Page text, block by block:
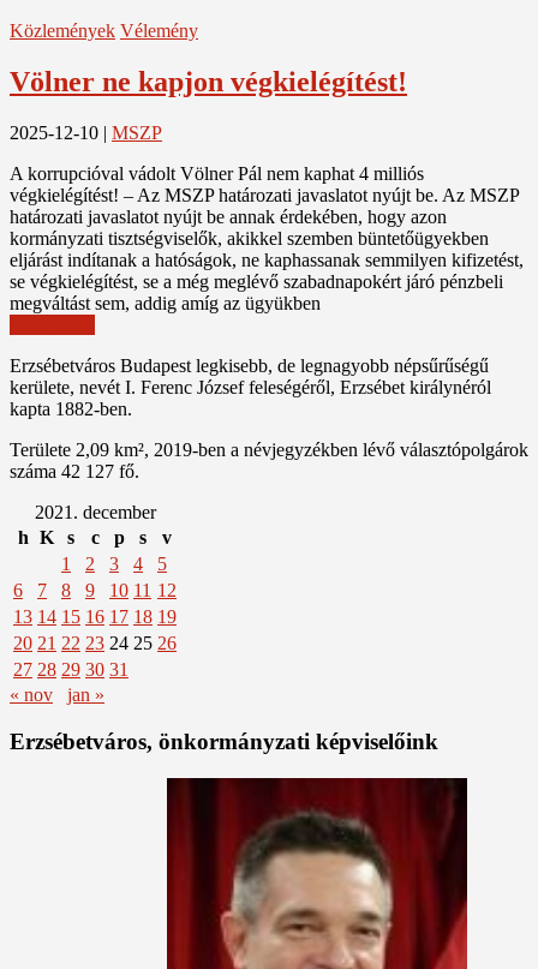
Közlemények Vélemény
Völner ne kapjon végkielégítést!
2025-12-10 | MSZP
A korrupcióval vádolt Völner Pál nem kaphat 4 milliós
végkielégítést! – Az MSZP határozati javaslatot nyújt be. Az MSZP
határozati javaslatot nyújt be annak érdekében, hogy azon
kormányzati tisztségviselők, akikkel szemben büntetőügyekben
eljárást indítanak a hatóságok, ne kaphassanak semmilyen kifizetést,
se végkielégítést, se a még meglévő szabadnapokért járó pénzbeli
megváltást sem, addig amíg az ügyükben
Erzsébetváros Budapest legkisebb, de legnagyobb népsűrűségű
kerülete, nevét I. Ferenc József feleségéről, Erzsébet királynéról
kapta 1882-ben.
Területe 2,09 km², 2019-ben a névjegyzékben lévő választópolgárok
száma 42 127 fő.
2021. december
h K s c p s
v
1
2 3 4
5
6
7 8 9 10 11 12
13 14 15 16 17 18 19
20 21 22 23 24 25 26
27 28 29 30 31
« nov
jan »
Erzsébetváros, önkormányzati képviselőink